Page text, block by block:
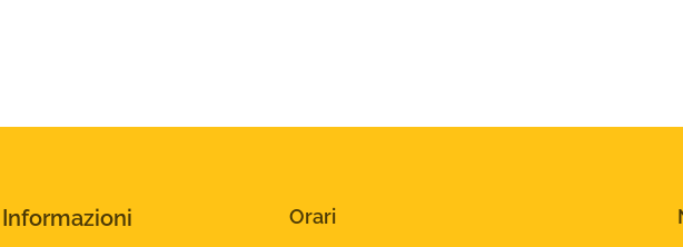
Informazioni Orari